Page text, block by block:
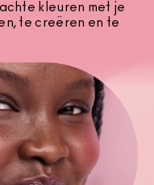
kleuren met je
te creëren en te